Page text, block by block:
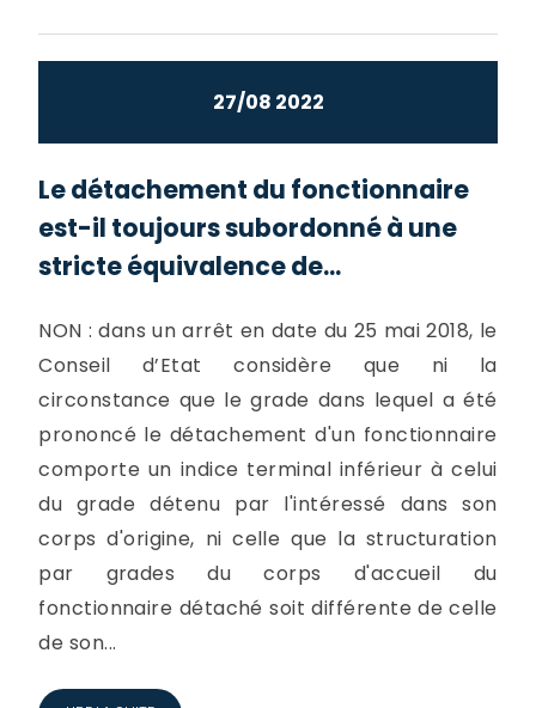
27/08 2022
Le détachement du fonctionnaire
est-il toujours subordonné à une
stricte équivalence de...
NON : dans un arrêt en date du 25 mai 2018, le
Conseil d’Etat considère que ni la
circonstance que le grade dans lequel a été
prononcé le détachement d'un fonctionnaire
comporte un indice terminal inférieur à celui
du grade détenu par l'intéressé dans son
corps d'origine, ni celle que la structuration
par grades du corps d'accueil du
fonctionnaire détaché soit différente de celle
de son...